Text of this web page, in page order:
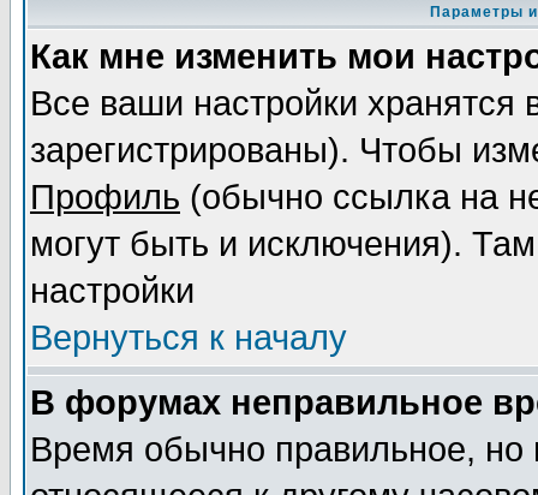
Параметры
Как мне изменить мои
Все ваши настройки
зарегистрированы). Чтобы
Профиль (обычно ссылка на
могут быть и исключения).
настройки
Вернуться к началу
В форумах неправильное
Время обычно правильное,